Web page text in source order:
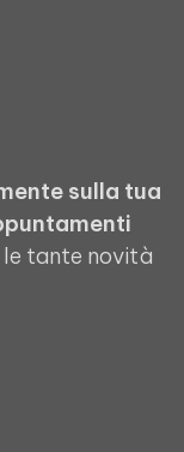
sulla tua
le tante novità